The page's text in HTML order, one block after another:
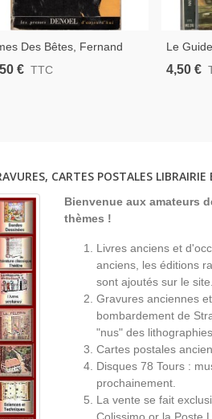
Des Bêtes, Fernand
1951 - Comportement
€ TTC
Le
4,50 €
CARTES POSTALES
Bienvenue aux amateurs
thèmes !
Livres anciens et
anciens, les éditions
sont ajoutés sur le site.
Gravures anciennes
bombardement de
"nus" des
Cartes postales
Disques 78 Tours :
prochainement.
La vente se fait